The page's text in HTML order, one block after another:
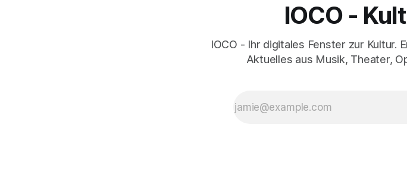
IOCO -
IOCO - Ihr digitales Fenster zur Kultur.
Aktuelles aus Musik, Theater,